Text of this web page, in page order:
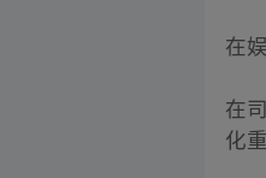
在
在
化